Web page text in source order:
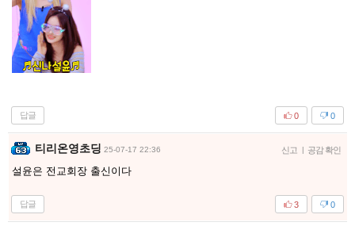
답글 0
0
티리온영초딩 25-07-17 22:36 신고 | 공감 확인
설윤은 전교회장 출신이다
답글 0
3